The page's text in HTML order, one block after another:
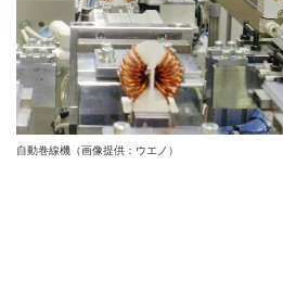
自動巻線機（画像提供：ウエノ）